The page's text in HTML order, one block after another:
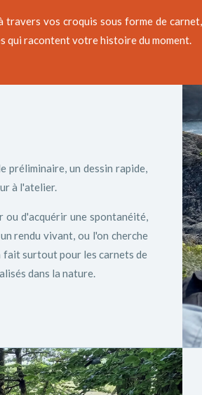
vos croquis sous forme de
qui racontent votre histoire du moment.
préliminaire, un dessin rapide,
à l'atelier.
ou d'acquérir une spontanéité,
rendu vivant, ou l'on cherche
fait surtout pour les carnets de
dans la nature.